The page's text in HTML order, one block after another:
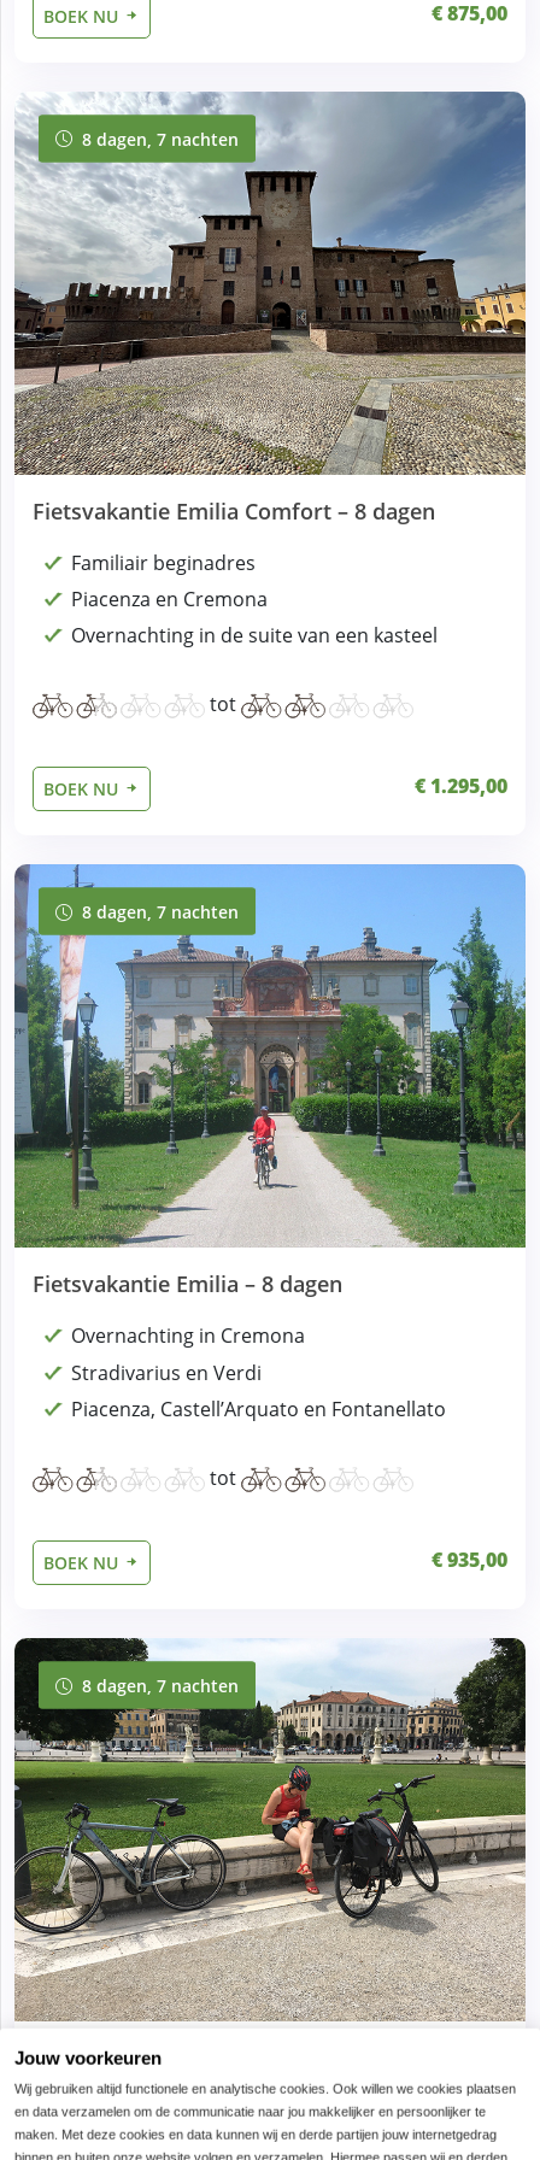
Jouw voorkeuren
Wij gebruiken altijd functionele en analytische cookies. Ook willen we cookies plaatsen
en data verzamelen om de communicatie naar jou makkelijker en persoonlijker te
maken. Met deze cookies en data kunnen wij en derde partijen jouw internetgedrag
BOEK NU € 875,00
8 dagen, 7 nachten
8 dagen, 7 nachten
Fietsvakantie Emilia Comfort – 8 dagen
Familiair beginadres
Piacenza en Cremona
Overnachting in de suite van een kasteel
tot
BOEK NU € 1.295,00
8 dagen, 7 nachten
8 dagen, 7 nachten
Fietsvakantie Emilia – 8 dagen
Overnachting in Cremona
Stradivarius en Verdi
Piacenza, Castell’Arquato en Fontanellato
tot
BOEK NU € 935,00
8 dagen, 7 nachten
8 dagen, 7 nachten
Fietsvakantie standplaats Veneto – 8 dagen
Familiair agriturismo met zwembad
Fantastische keuken